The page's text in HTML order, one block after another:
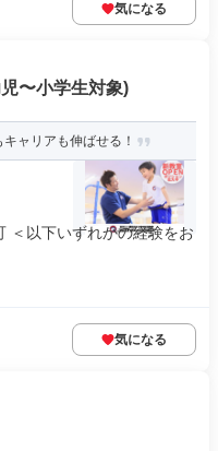
気になる
〜小学生対象)
ャリアも伸ばせる！
＜以下いずれかの経験をお
気になる